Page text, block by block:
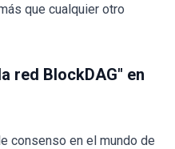
que cualquier otro
red BlockDAG" en
consenso en el mundo de